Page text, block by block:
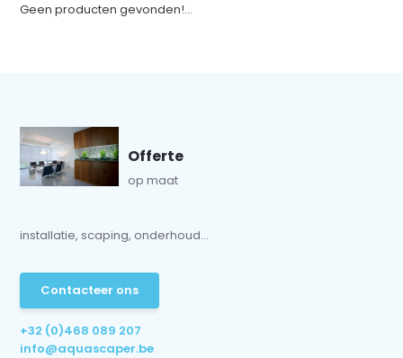
Geen producten gevonden!...
Offerte
op maat
installatie, scaping, onderhoud...
Contacteer ons
+32 (0)468 089 207
info@aquascaper.be